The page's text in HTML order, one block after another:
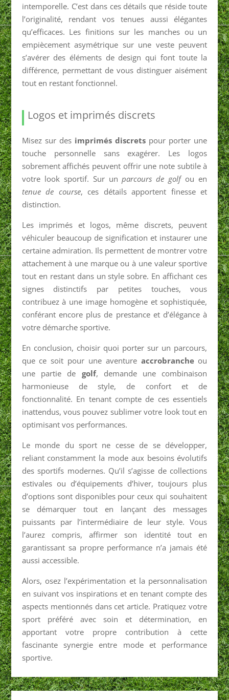
intemporelle. C’est dans ces détails que réside toute
l’originalité, rendant vos tenues aussi élégantes
qu’efficaces. Les finitions sur les manches ou un
empiècement asymétrique sur une veste peuvent
s’avérer des éléments de design qui font toute la
différence, permettant de vous distinguer aisément
tout en restant fonctionnel.
Logos et imprimés discrets
Misez sur des imprimés discrets pour porter une
touche personnelle sans exagérer. Les logos
sobrement affichés peuvent offrir une note subtile à
votre look sportif. Sur unparcours de golfou en
tenue de course, ces détails apportent finesse et
distinction.
Les imprimés et logos, même discrets, peuvent
véhiculer beaucoup de signification et instaurer une
certaine admiration. Ils permettent de montrer votre
attachement à une marque ou à une valeur sportive
tout en restant dans un style sobre. En affichant ces
signes distinctifs par petites touches, vous
contribuez à une image homogène et sophistiquée,
conférant encore plus de prestance et d’élégance à
votre démarche sportive.
En conclusion, choisir quoi porter sur un parcours,
que ce soit pour une aventure accrobrancheou
une partie de golf, demande une combinaison
harmonieuse de style, de confort et de
fonctionnalité. En tenant compte de ces essentiels
inattendus, vous pouvez sublimer votre look tout en
optimisant vos performances.
Le monde du sport ne cesse de se développer,
reliant constamment la mode aux besoins évolutifs
des sportifs modernes. Qu’il s’agisse de collections
estivales ou d’équipements d’hiver, toujours plus
d’options sont disponibles pour ceux qui souhaitent
se démarquer tout en lançant des messages
puissants par l’intermédiaire de leur style. Vous
l’aurez compris, affirmer son identité tout en
garantissant sa propre performance n’a jamais été
aussi accessible.
Alors, osez l’expérimentation et la personnalisation
en suivant vos inspirations et en tenant compte des
aspects mentionnés dans cet article. Pratiquez votre
sport préféré avec soin et détermination, en
apportant votre propre contribution à cette
fascinante synergie entre mode et performance
sportive.